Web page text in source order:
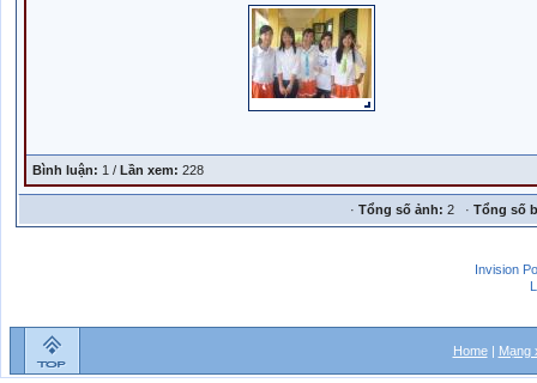
Bình luận: 1 / Lần xem: 228
· Tổng số ảnh: 2 · Tổng số
Invision
Home| Mạng